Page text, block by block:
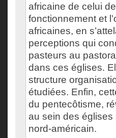
africaine de celui
fonctionnement et
africaines, en
perceptions qui
pasteurs au
dans ces églises.
structure
étudiées. Enfin,
du pentecôtisme,
au sein des
nord-américain.